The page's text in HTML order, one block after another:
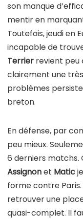
son manque
mentir en
Toutefois, jeudi en
incapable de
Terrier revient peu
clairement une
problèmes
breton.
En défense, par
peu mieux.
6 derniers matchs.
Assignonet Matic
forme contre Paris.
retrouver une
quasi-complet. Il